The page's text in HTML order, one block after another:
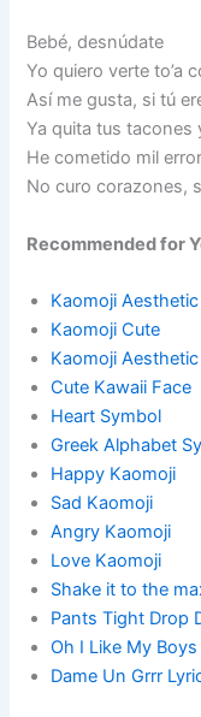
Bebé, desnúdate
Yo quiero verte to’a
Así me gusta, si tú
Ya quita tus tacones
He cometido mil
No curo corazones,
Recommended for
Kaomoji Aesthetic
Kaomoji Cute
Kaomoji
Cute Kawaii Face
Heart Symbol
Greek Alphabet
Happy Kaomoji
Sad Kaomoji
Angry Kaomoji
Love Kaomoji
Shake it to the
Pants Tight Drop
Oh I Like My
Dame Un Grrr